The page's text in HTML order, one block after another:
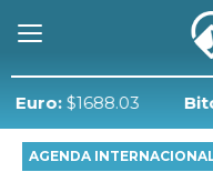
$1688.03 Bitcoin
AGENDA